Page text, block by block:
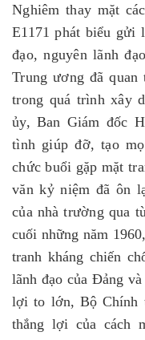
Nghiêm thay mặt
E1171 phát biểu gửi
đạo, nguyên lãnh
Trung ương đã quan
trong quá trình xây
ủy, Ban Giám đốc
tình giúp đỡ, tạo
chức buổi gặp mặt
văn kỷ niệm đã ôn
của nhà trường qua
cuối những năm
tranh kháng chiến
lãnh đạo của Đảng
lợi to lớn, Bộ Chính
thắng lợi của cách